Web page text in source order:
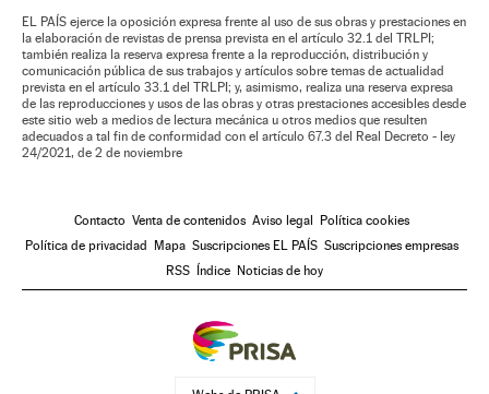
EL PAÍS ejerce la oposición expresa frente al uso de sus obras y prestaciones en
la elaboración de revistas de prensa prevista en el artículo 32.1 del TRLPI;
también realiza la reserva expresa frente a la reproducción, distribución y
comunicación pública de sus trabajos y artículos sobre temas de actualidad
prevista en el artículo 33.1 del TRLPI; y, asimismo, realiza una reserva expresa
de las reproducciones y usos de las obras y otras prestaciones accesibles desde
este sitio web a medios de lectura mecánica u otros medios que resulten
adecuados a tal fin de conformidad con el artículo 67.3 del Real Decreto - ley
24/2021, de 2 de noviembre
Contacto Venta de contenidos Aviso legal Política cookies
Política de privacidad Mapa Suscripciones EL PAÍS Suscripciones empresas
RSS Índice Noticias de hoy